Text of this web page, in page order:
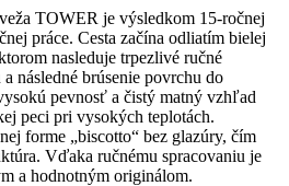
TOWER je výsledkom 15-ročnej
práce. Cesta začína odliatím bielej
nasleduje trpezlivé ručné
následné brúsenie povrchu do
pevnosť a čistý matný vzhľad
peci pri vysokých teplotách.
forme „biscotto“ bez glazúry, čím
Vďaka ručnému spracovaniu je
a hodnotným originálom.